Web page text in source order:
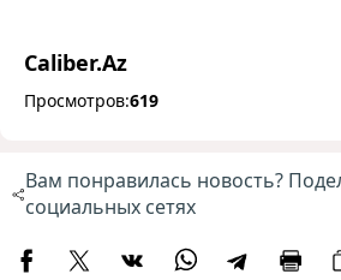
Caliber.Az
Просмотров:619
Вам понравилась новость?
социальных сетях